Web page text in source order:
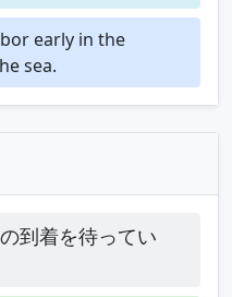
early in the
sea.
到着を待ってい